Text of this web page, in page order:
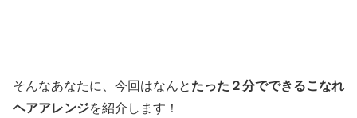
そんなあなたに、今回はなんと たった２分でできるこなれ
ヘアアレンジを紹介します！